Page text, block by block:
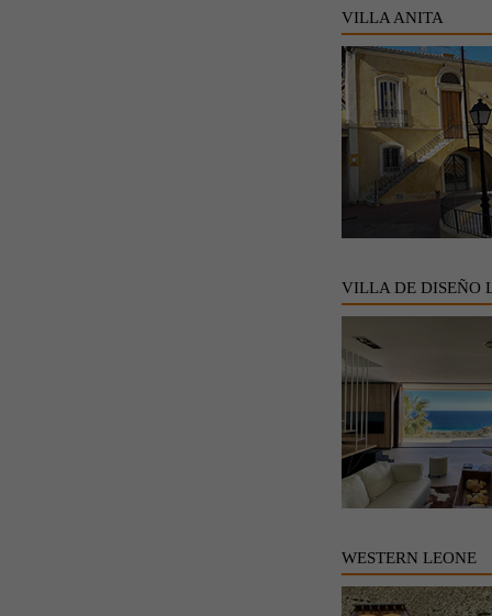
VILLA ANITA
VILLA DE DISEÑO
WESTERN LEONE